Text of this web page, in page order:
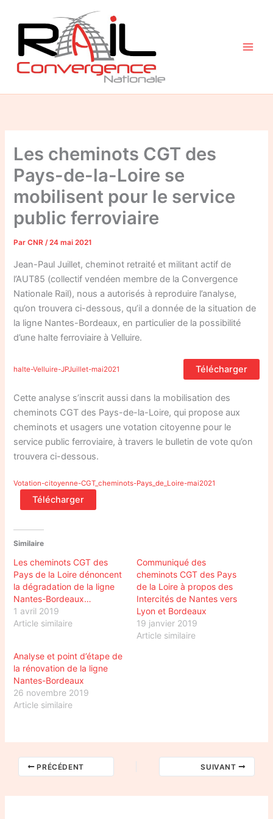
contenu
Les cheminots CGT des
Pays-de-la-Loire se
mobilisent pour le service
public ferroviaire
ParCNR/24 mai 2021
Jean-Paul Juillet, cheminot retraité et militant actif de
l’AUT85 (collectif vendéen membre de la Convergence
Nationale Rail), nous a autorisés à reproduire l’analyse,
qu’on trouvera ci-dessous, qu’il a donnée de la situation de
la ligne Nantes-Bordeaux, en particulier de la possibilité
d’une halte ferroviaire à Velluire.
halte-Velluire-JPJuillet-mai2021 Télécharger
Cette analyse s’inscrit aussi dans la mobilisation des
cheminots CGT des Pays-de-la-Loire, qui propose aux
cheminots et usagers une votation citoyenne pour le
service public ferroviaire, à travers le bulletin de vote qu’on
trouvera ci-dessous.
Votation-citoyenne-CGT_cheminots-Pays_de_Loire-mai2021
Télécharger
Similaire
Les cheminots CGT des
Pays de la Loire dénoncent
la dégradation de la ligne
Nantes-Bordeaux…
1 avril 2019
Article similaire
Communiqué des
cheminots CGT des Pays
de la Loire à propos des
Intercités de Nantes vers
Lyon et Bordeaux
19 janvier 2019
Article similaire
Analyse et point d’étape de
la rénovation de la ligne
Nantes-Bordeaux
26 novembre 2019
Article similaire
PRÉCÉDENT SUIVANT